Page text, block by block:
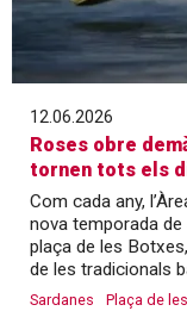
12.06.2026
Roses obre
tornen tots els
Com cada any,
nova temporada
plaça de les
de les tradicionals
Sardanes Plaça de